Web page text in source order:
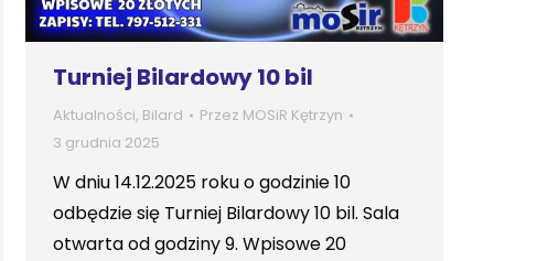
Turniej Bilardowy 10 bil
Aktualności, Bilard Przez MOSiR Kętrzyn
3 grudnia 2025
W dniu 14.12.2025 roku o godzinie 10
odbędzie się Turniej Bilardowy 10 bil. Sala
otwarta od godziny 9. Wpisowe 20